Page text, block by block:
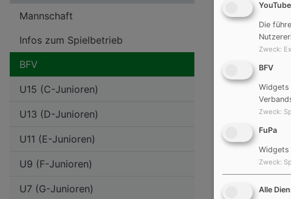
Um diesem
Mannschaft
Infos zum Spielbetrieb
BFV
U15 (C-Junioren)
U13 (D-Junioren)
U11 (E-Junioren)
U9 (F-Junioren)
U7 (G-Junioren)
YouTube
Die
Zweck:
BFV
Widgets
Zweck:
FuPa
Widgets
Zweck:
Alle